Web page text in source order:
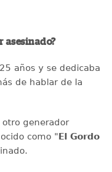
asesinado?
años y se dedicaba
de hablar de la
generador
como " El Gordo